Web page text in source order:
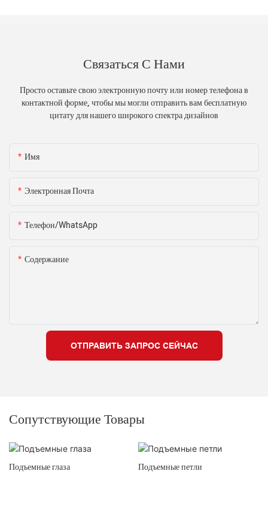
Связаться С Нами
Просто оставьте свою электронную почту или номер телефона в
контактной форме, чтобы мы могли отправить вам бесплатную
цитату для нашего широкого спектра дизайнов
Имя
Электронная Почта
Телефон/WhatsApp
Содержание
ОТПРАВИТЬ ЗАПРОС СЕЙЧАС
Сопутствующие Товары
Подъемные глаза Подъемные петли